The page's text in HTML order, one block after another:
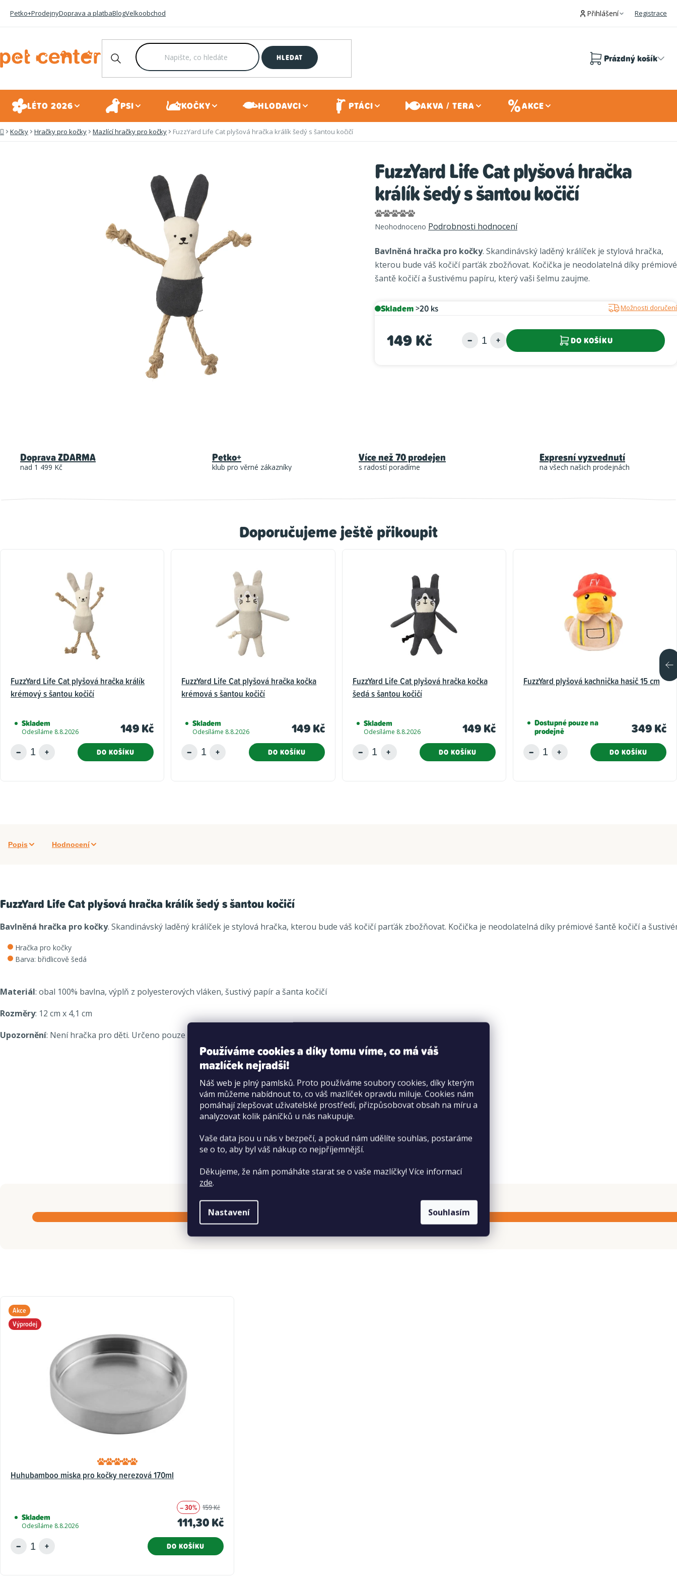
Používáme cookies a díky tomu víme, co má váš
mazlíček nejradši!
Náš web je plný pamlsků. Proto používáme soubory cookies, díky kterým
vám můžeme nabídnout to, co váš mazlíček opravdu miluje. Cookies nám
pomáhají zlepšovat uživatelské prostředí, přizpůsobovat obsah na míru a
analyzovat kolik páníčků u nás nakupuje.
Vaše data jsou u nás v bezpečí, a pokud nám udělíte souhlas, postaráme
se o to, aby byl váš nákup co nejpříjemnější.
Děkujeme, že nám pomáháte starat se o vaše mazlíčky! Více informací
zde.
Nastavení Souhlasím
Petko+ProdejnyDoprava a platbaBlogVelkoobchod Přihlášení Registrace
HLEDAT Prázdný košík
LÉTO 2026 PSI KOČKY HLODAVCI PTÁCI AKVA / TERA AKCE
DomůKočky Hračky pro kočky Mazlící hračky pro kočky FuzzYard Life Cat plyšová hračka králík šedý s šantou kočičí
FuzzYard Life Cat plyšová hračka
králík šedý s šantou kočičí
Průměrné
hodnocení
je
0,0
z
hvězdiček.
Neohodnoceno Podrobnosti hodnocení
Bavlněná hračka pro kočky. Skandinávský laděný králíček je stylová hračka,
kterou bude váš kočičí parťák zbožňovat. Kočička je neodolatelná díky prémiové
šantě kočičí a šustivému papíru, který vaši šelmu zaujme.
Skladem>20 ks Možnosti doručení
149 Kč DO KOŠÍKU
Doporučujeme ještě přikoupit
FuzzYard Life Cat plyšová hračka králík
krémový s šantou kočičí
Skladem
Odesíláme 8.8.2026 149 Kč
DO KOŠÍKU
FuzzYard Life Cat plyšová hračka kočka
krémová s šantou kočičí
Skladem
Odesíláme 8.8.2026 149 Kč
DO KOŠÍKU
FuzzYard Life Cat plyšová hračka kočka
šedá s šantou kočičí
Skladem
Odesíláme 8.8.2026 149 Kč
DO KOŠÍKU
FuzzYard plyšová kachnička hasič 15 cm
Dostupné pouze na
prodejně 349 Kč
DO KOŠÍKU
Doprava ZDARMA
nad 1 499 Kč
Petko+
klub pro věrné zákazníky
Více než 70 prodejen
s radostí poradíme
Expresní vyzvednutí
na všech našich prodejnách
Popis Hodnocení
FuzzYard Life Cat plyšová hračka králík šedý s šantou kočičí
Bavlněná hračka pro kočky. Skandinávský laděný králíček je stylová hračka, kterou bude váš kočičí parťák zbožňovat. Kočička je neodolatelná díky prémiové šantě kočičí a
Hračka pro kočky
Barva: břidlicově šedá
Materiál: obal 100% bavlna, výplň z polyesterových vláken, šustivý papír a šanta kočičí
Rozměry: 12 cm x 4,1 cm
Upozornění: Není hračka pro děti. Určeno pouze pro kočky.
Akce
Výprodej
Huhubamboo miska pro kočky nerezová 170ml
Skladem
Odesíláme 8.8.2026
– 30% 159 Kč
111,30 Kč
DO KOŠÍKU